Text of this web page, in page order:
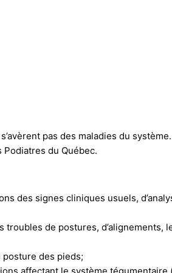
pas des maladies du
du Québec.
des signes cliniques usuels,
de postures, d’alignements,
des pieds;